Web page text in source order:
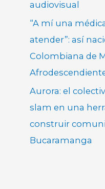
audiovisual
“A mí una
atender”: así
Colombiana de
Aurora: el
slam en una
construir
Bucaramanga